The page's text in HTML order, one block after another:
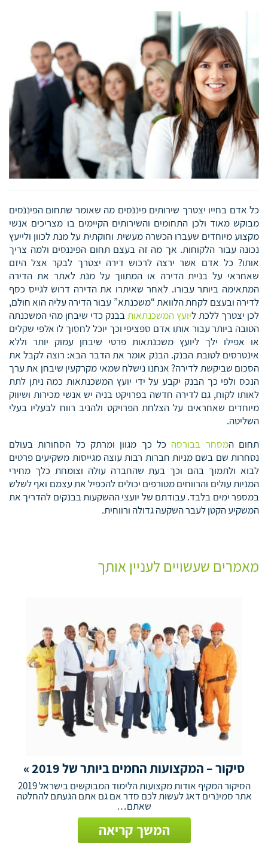
כל אדם בחייו יצטרך שירותים פיננסים מה שאומר שתחום הפיננסים
מבוקש מאוד ולכן התחומים והשירותים הקיימים בו מצריכים אנשי
מקצוע מיוחדים שעברו הכשרה מעשית וחוקתית על מנת לכוון ולייעץ
נכונה עבור הלקוחות. אך מה זה בעצם תחום הפיננסים ולמה צריך
אותו? כל אדם אשר ירצה לרכוש דירה יצטרך לבקר אצל היזם
שאחראי על בניית הדירה או המתווך על מנת לאתר את הדירה
המתאימה ביותר עבורו. לאחר שאיתרו את הדירה דרוש לגייס כסף
לדירה ובעצם לקחת הלוואת “משכנתא” עבור הדירה עליה הוא חולם,
לכן יצטרך ללכת ליועץ המשכנתאותבבנק כדי שיבחן מהי המשכנתה
הטובה ביותר עבור אותו אדם ספציפי וכך יוכל לחסוך לו אלפי שקלים
או אפילו ילך ליועץ משכנתאות פרטי שיבחן עמוק יותר וללא
אינטרסים לטובת הבנק. הבנק אומר את הדבר הבא: רוצה לקבל את
הסכום שביקשת לדירה? אנחנו נישלח שמאי מקרקעין שיבחן את ערך
הנכס ולפי כך הבנק יקבע על ידי יועץ המשכנתאות כמה ניתן לתת
לאותו לקוח, גם לדירה חדשה בפרויקט בניה יש אנשי מכירות ושיווק
מיוחדים שאחראים על הצלחת הפרויקט ולהניב רווח לבעליו בעלי
השליטה.
תחום המסחר בבורסה כל כך מגוון ומרתק כל הסחורות בעולם
נסחרות שם בשם מניות חברות רבות עוצה מגייסות משקיעים פרטים
לבוא ולתמוך בהם וכך בעת שהחברה עולה וצומחת כלך מחירי
המניות עולים והרווחים מטורפים יכולים להכפיל את עצמם ואף לשלש
במספר ימים בלבד. עבודתם של יועצי ההשקעות בבנקים להדריך את
המשקיע הקטן לעבר השקעה גדולה ורווחית.
מאמרים שעשויים לעניין אותך
סיקור – המקצועות החמים ביותר של 2019 »
הסיקור המקיף אודות מקצועות הלימוד המבוקשים בישראל 2019
אתר סמינרים דאג לעשות לכם סדר אם גם אתם הגעתם להחלטה
שאתם…
המשך קריאה